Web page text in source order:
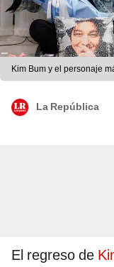
Kim Bum y el personaje
La República
El regreso de